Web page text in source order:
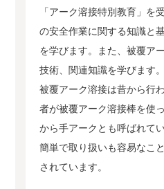
「アーク溶接特別教育」を
の安全作業に関する知識と
を学びます。また、被覆ア
技術、関連知識を学びます。
被覆アーク溶接は昔から行
者が被覆アーク溶接棒を使
から手アークとも呼ばれて
簡単で取り扱いも容易なこ
されています。